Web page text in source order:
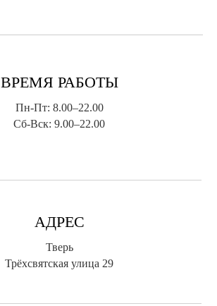
ВРЕМЯ РАБОТЫ
Пн-Пт: 8.00–22.00
Сб-Вск: 9.00–22.00
АДРЕС
Тверь
Трёхсвятская улица 29